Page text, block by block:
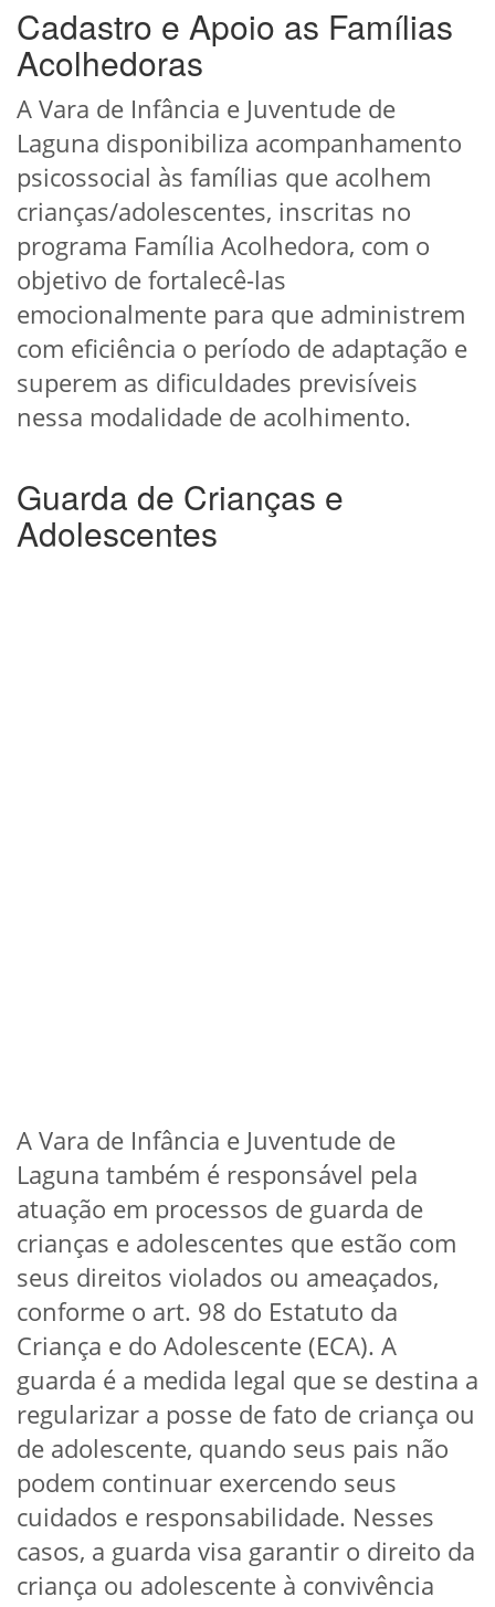
Cadastro e Apoio as Famílias
Acolhedoras
A Vara de Infância e Juventude de
Laguna disponibiliza acompanhamento
psicossocial às famílias que acolhem
crianças/adolescentes, inscritas no
programa Família Acolhedora, com o
objetivo de fortalecê-las
emocionalmente para que administrem
com eficiência o período de adaptação e
superem as dificuldades previsíveis
nessa modalidade de acolhimento.
Guarda de Crianças e
Adolescentes
A Vara de Infância e Juventude de
Laguna também é responsável pela
atuação em processos de guarda de
crianças e adolescentes que estão com
seus direitos violados ou ameaçados,
conforme o art. 98 do Estatuto da
Criança e do Adolescente (ECA). A
guarda é a medida legal que se destina a
regularizar a posse de fato de criança ou
de adolescente, quando seus pais não
podem continuar exercendo seus
cuidados e responsabilidade. Nesses
casos, a guarda visa garantir o direito da
criança ou adolescente à convivência